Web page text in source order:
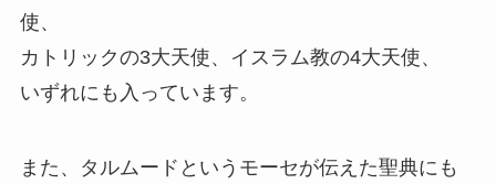
使、
カトリックの3大天使、イスラム教の4大天使、
いずれにも入っています。
また、タルムードというモーセが伝えた聖典にも